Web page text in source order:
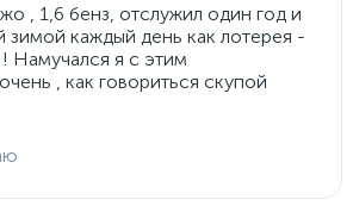
, 1,6 бенз, отслужил один год и
зимой каждый день как лотерея -
! Намучался я с этим
, как говориться скупой